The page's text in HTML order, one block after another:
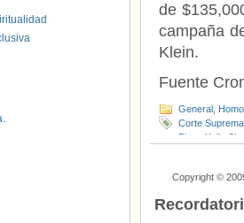
de
campaña
Klein.
Fuente
General
Corte
Pizer
Kelly
Copyright ©